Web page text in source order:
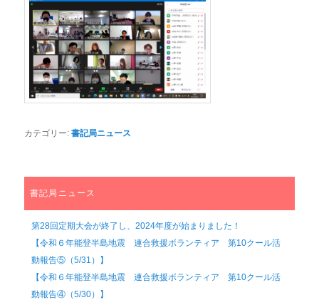
カテゴリー: 書記局ニュース
書記局ニュース
第28回定期大会が終了し、2024年度が始まりました！
【令和６年能登半島地震 連合救援ボランティア 第10クール活
動報告⑤（5/31）】
【令和６年能登半島地震 連合救援ボランティア 第10クール活
動報告④（5/30）】